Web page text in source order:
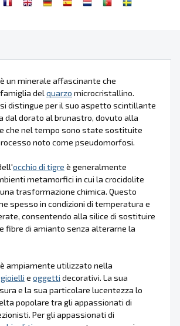
è un minerale affascinante che
del quarzo microcristallino.
si distingue per il suo aspetto scintillante
dal dorato al brunastro, dovuto alla
che nel tempo sono state sostituite
noto come pseudomorfosi.
occhio di tigre è generalmente
metamorfici in cui la crocidolite
trasformazione chimica. Questo
spesso in condizioni di temperatura e
consentendo alla silice di sostituire
fibre di amianto senza alterarne la
è ampiamente utilizzato nella
gioielli e oggetti decorativi. La sua
e la sua particolare lucentezza lo
popolare tra gli appassionati di
Per gli appassionati di